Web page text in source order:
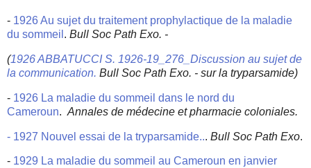
- 1926 Au sujet du traitement prophylactique de la maladie
du sommeil . Bull Soc Path Exo. -
(1926 ABBATUCCI S. 1926-19_276_Discussion au sujet de
la communication. Bull Soc Path Exo. - sur la tryparsamide)
- 1926 La maladie du sommeil dans le nord du
Cameroun. Annales de médecine et pharmacie coloniales.
- 1927 Nouvel essai de la tryparsamide... Bull Soc Path Exo.
- 1929 La maladie du sommeil au Cameroun en janvier